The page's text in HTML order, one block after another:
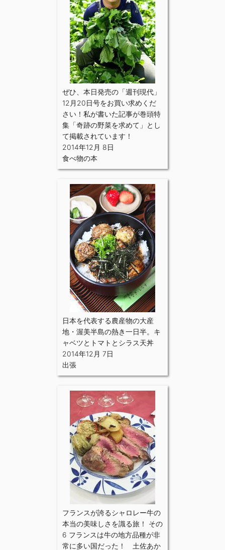
ぜひ、本日発売の「週刊現代」
12月20日号をお買い求めくだ
さい！私が書いた記事が巻頭特
集「奇跡の野菜を求めて」とし
て掲載されています！
2014年12月 8日
食べ物の本
日本を代表する農産物の大産
地・渥美半島の熱き一日半。キ
ャベツとトマトとシラス天丼
2014年12月 7日
出張
フランスが誇るシャロレー牛の
本当の美味しさを識る旅！ その
6 フランスは牛の地方品種が非
常に多い国だった！ 土佐あか